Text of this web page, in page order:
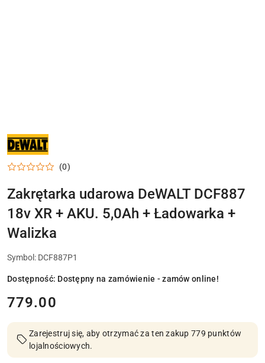
NARZĘDZIA
ELEKTRONARZĘDZIA
DEWALT
DO
DOMU
I
MONTAŻOWYCH
(0)
Zakrętarka udarowa DeWALT DCF887
18v XR + AKU. 5,0Ah + Ładowarka +
Walizka
Symbol: DCF887P1
Dostępność: Dostępny na zamówienie - zamów online!
cena:
779.00
Zarejestruj się, aby otrzymać za ten zakup 779 punktów
lojalnościowych.